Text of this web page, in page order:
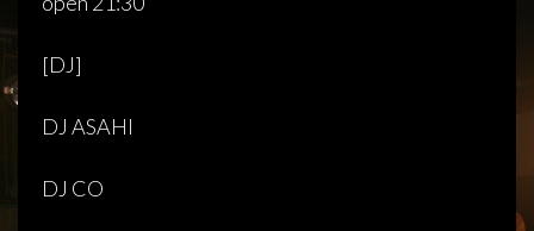
[DJ]
DJ ASAHI
DJ CO